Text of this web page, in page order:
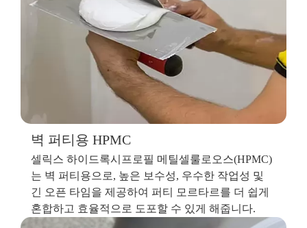
벽 퍼티용 HPMC
셀릭스 하이드록시프로필 메틸셀룰로오스(HPMC)
는 벽 퍼티용으로, 높은 보수성, 우수한 작업성 및
긴 오픈 타임을 제공하여 퍼티 모르타르를 더 쉽게
혼합하고 효율적으로 도포할 수 있게 해줍니다.